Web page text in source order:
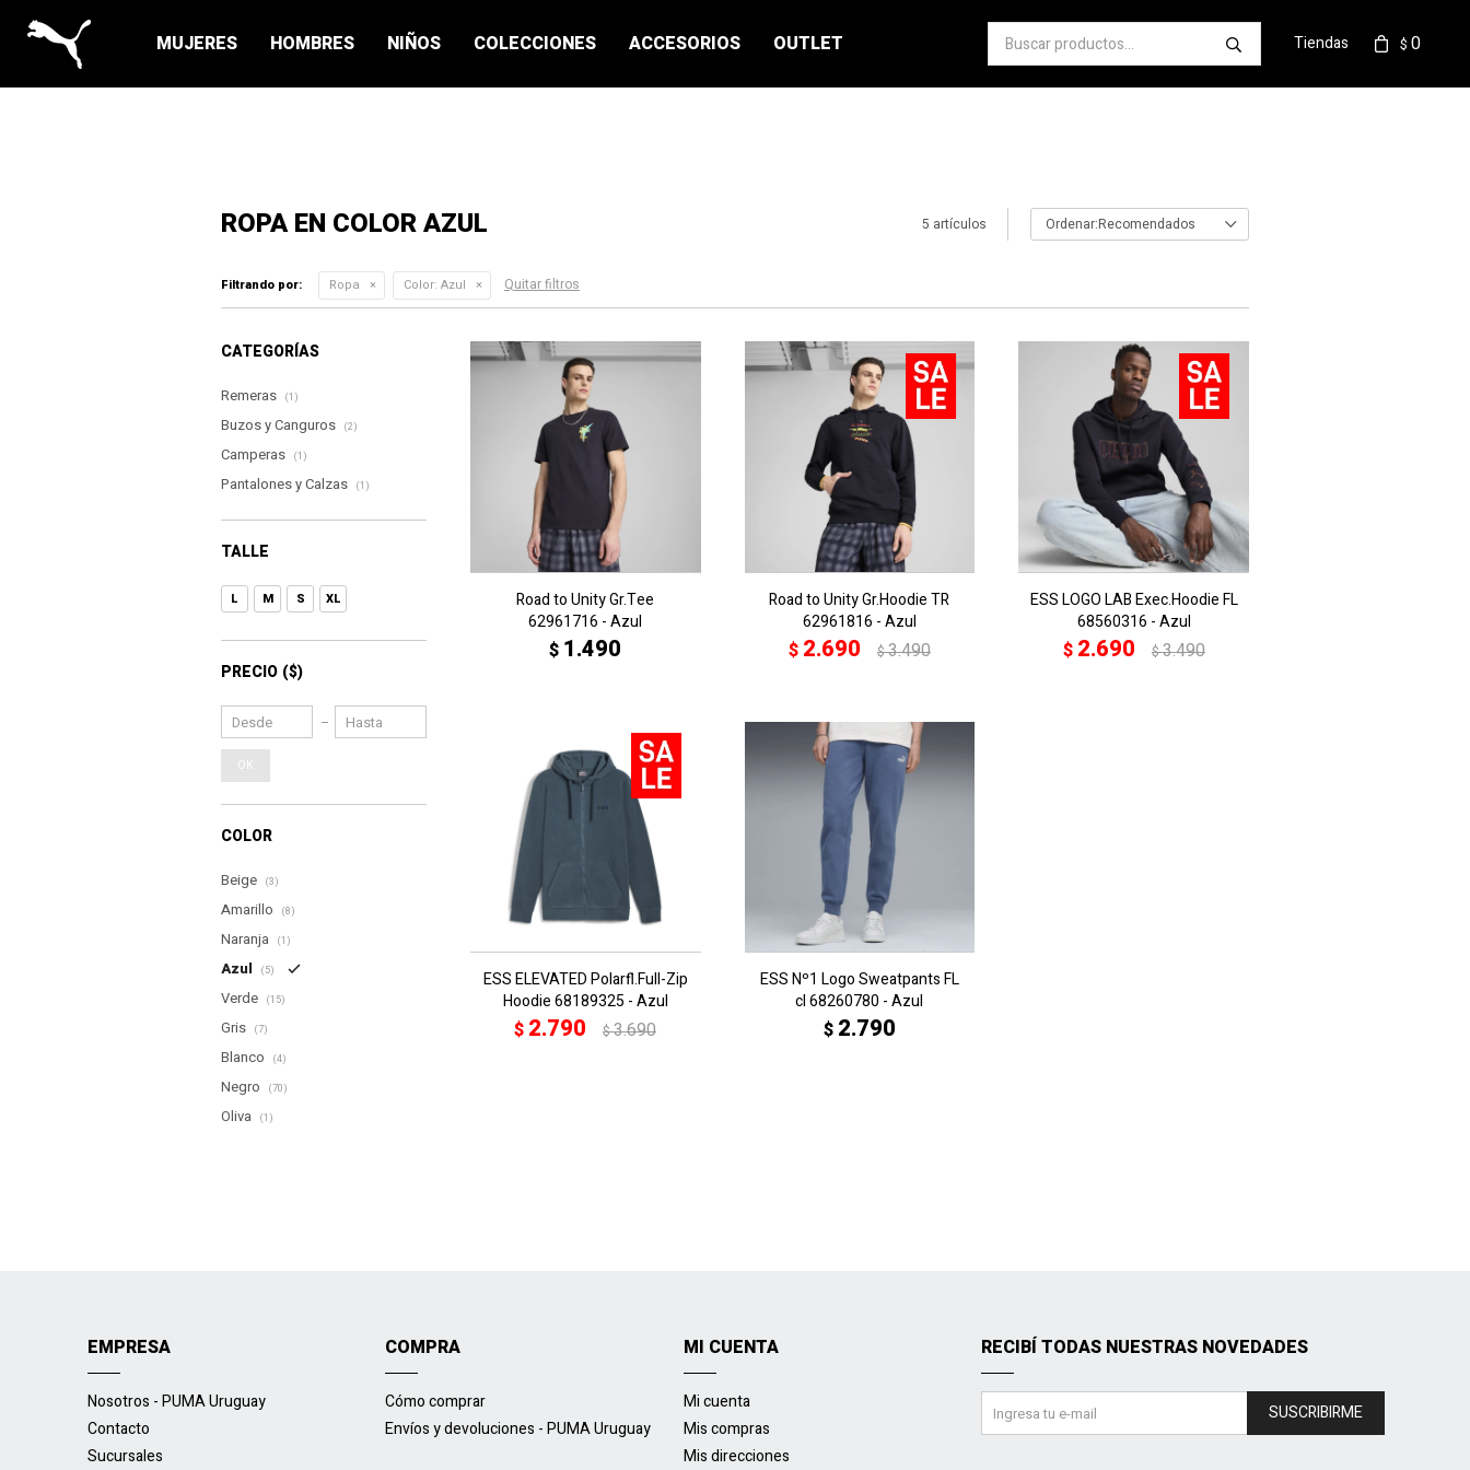
MUJERES HOMBRES NIÑOS COLECCIONES ACCESORIOS OUTLET $ 0
Tiendas
ROPA EN COLOR AZUL 5 artículos Recomendados
Filtrando por: Ropa Color: Azul Quitar filtros
Road to Unity Gr.Tee
62961716 - Azul
$ 1.490
Road to Unity Gr.Hoodie TR
62961816 - Azul
$ 2.690 $3.490
ESS LOGO LAB Exec.Hoodie FL
68560316 - Azul
$ 2.690 $3.490
ESS ELEVATED Polarfl.Full-Zip
Hoodie 68189325 - Azul
$ 2.790 $3.690
ESS Nº1 Logo Sweatpants FL
cl 68260780 - Azul
$ 2.790
CATEGORÍAS
Remeras (1)
Buzos y Canguros (2)
Camperas (1)
Pantalones y Calzas (1)
TALLE
L M S XL
PRECIO ($)
OK
COLOR
Beige (3)
Amarillo (8)
Naranja (1)
Azul (5)
Verde (15)
Gris (7)
Blanco (4)
Negro (70)
Oliva (1)
EMPRESA
Nosotros - PUMA Uruguay
Contacto
Sucursales
COMPRA
Cómo comprar
Envíos y devoluciones - PUMA Uruguay
MI CUENTA
Mi cuenta
Mis compras
Mis direcciones
RECIBÍ TODAS NUESTRAS NOVEDADES
SUSCRIBIRME